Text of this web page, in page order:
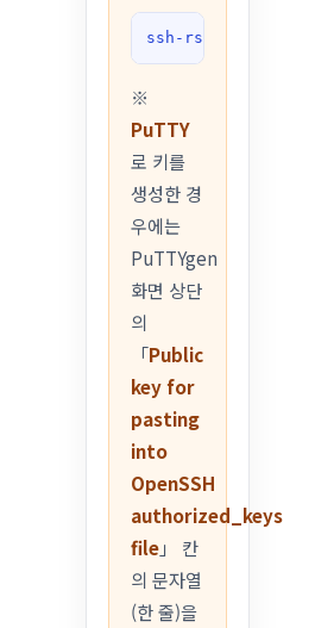
ssh-rsa
※
PuTTY
로 키를
생성한 경
우에는
PuTTYgen
화면 상단
의
「Public
key for
pasting
into
OpenSSH
authorized_keys
file」 칸
의 문자열
(한 줄)을